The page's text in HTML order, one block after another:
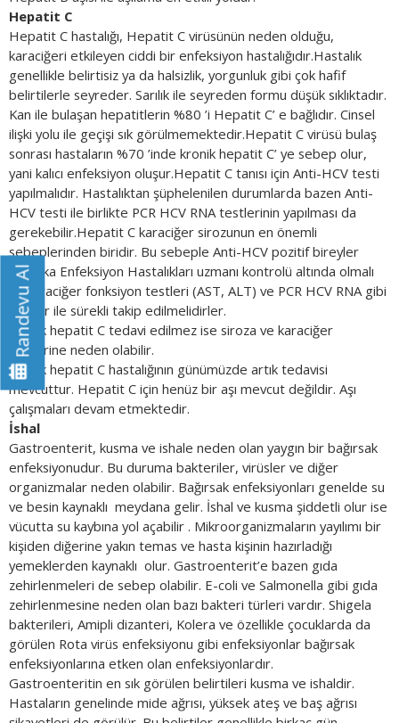
Hepatit C
Hepatit C hastalığı, Hepatit C virüsünün neden olduğu,
karaciğeri etkileyen ciddi bir enfeksiyon hastalığıdır.Hastalık
genellikle belirtisiz ya da halsizlik, yorgunluk gibi çok hafif
belirtilerle seyreder. Sarılık ile seyreden formu düşük sıklıktadır.
Kan ile bulaşan hepatitlerin %80 ’i Hepatit C’ e bağlıdır. Cinsel
ilişki yolu ile geçişi sık görülmemektedir.Hepatit C virüsü bulaş
sonrası hastaların %70 ’inde kronik hepatit C’ ye sebep olur,
yani kalıcı enfeksiyon oluşur.Hepatit C tanısı için Anti-HCV testi
yapılmalıdır. Hastalıktan şüphelenilen durumlarda bazen Anti-
HCV testi ile birlikte PCR HCV RNA testlerinin yapılması da
gerekebilir.Hepatit C karaciğer sirozunun en önemli
sebeplerinden biridir. Bu sebeple Anti-HCV pozitif bireyler
mutlaka Enfeksiyon Hastalıkları uzmanı kontrolü altında olmalı
ve karaciğer fonksiyon testleri (AST, ALT) ve PCR HCV RNA gibi
testler ile sürekli takip edilmelidirler.
Kronik hepatit C tedavi edilmez ise siroza ve karaciğer
kanserine neden olabilir.
Kronik hepatit C hastalığının günümüzde artık tedavisi
mevcuttur. Hepatit C için henüz bir aşı mevcut değildir. Aşı
çalışmaları devam etmektedir.
İshal
Gastroenterit, kusma ve ishale neden olan yaygın bir bağırsak
enfeksiyonudur. Bu duruma bakteriler, virüsler ve diğer
organizmalar neden olabilir. Bağırsak enfeksiyonları genelde su
ve besin kaynaklı meydana gelir. İshal ve kusma şiddetli olur ise
vücutta su kaybına yol açabilir . Mikroorganizmaların yayılımı bir
kişiden diğerine yakın temas ve hasta kişinin hazırladığı
yemeklerden kaynaklı olur. Gastroenterit’e bazen gıda
zehirlenmeleri de sebep olabilir. E-coli ve Salmonella gibi gıda
zehirlenmesine neden olan bazı bakteri türleri vardır. Shigela
bakterileri, Amipli dizanteri, Kolera ve özellikle çocuklarda da
görülen Rota virüs enfeksiyonu gibi enfeksiyonlar bağırsak
enfeksiyonlarına etken olan enfeksiyonlardır.
Gastroenteritin en sık görülen belirtileri kusma ve ishaldir.
Hastaların genelinde mide ağrısı, yüksek ateş ve baş ağrısı
Randevu Al